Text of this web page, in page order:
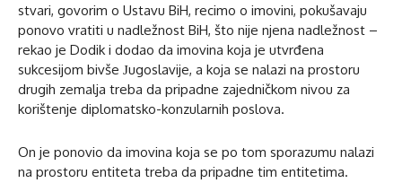
stvari, govorim o Ustavu BiH, recimo o imovini, pokušavaju
ponovo vratiti u nadležnost BiH, što nije njena nadležnost –
rekao je Dodik i dodao da imovina koja je utvrđena
sukcesijom bivše Јugoslavije, a koja se nalazi na prostoru
drugih zemalja treba da pripadne zajedničkom nivou za
korištenje diplomatsko-konzularnih poslova.
On je ponovio da imovina koja se po tom sporazumu nalazi
na prostoru entiteta treba da pripadne tim entitetima.